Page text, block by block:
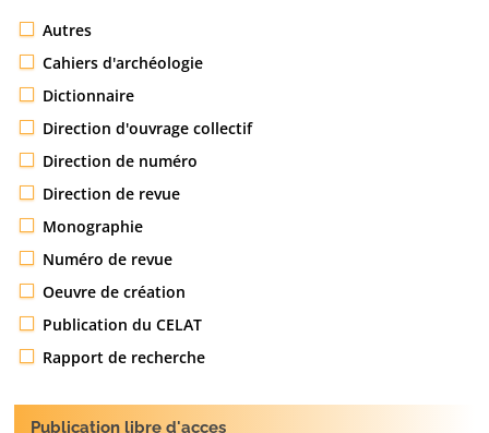
Autres
Cahiers d'archéologie
Dictionnaire
Direction d'ouvrage collectif
Direction de numéro
Direction de revue
Monographie
Numéro de revue
Oeuvre de création
Publication du CELAT
Rapport de recherche
Publication libre d'acces